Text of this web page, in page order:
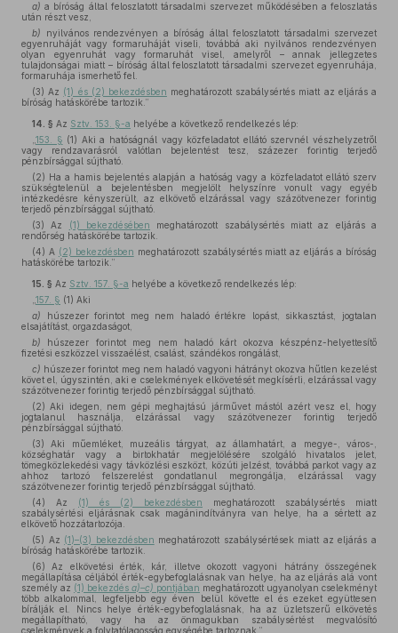
a) a bíróság által feloszlatott társadalmi szervezet működésében a feloszlatás
után részt vesz,
b) nyilvános rendezvényen a bíróság által feloszlatott társadalmi szervezet
egyenruháját vagy formaruháját viseli, továbbá aki nyilvános rendezvényen
olyan egyenruhát vagy formaruhát visel, amelyről – annak jellegzetes
tulajdonságai miatt – bíróság által feloszlatott társadalmi szervezet egyenruhája,
formaruhája ismerhető fel.
(3) Az (1) és (2) bekezdésben meghatározott szabálysértés miatt az eljárás a
bíróság hatáskörébe tartozik.”
14. § Az Sztv. 153. §-a helyébe a következő rendelkezés lép:
153. § (1) Aki a hatóságnál vagy közfeladatot ellátó szervnél vészhelyzetről
vagy rendzavarásról valótlan bejelentést tesz, százezer forintig terjedő
pénzbírsággal sújtható.
(2) Ha a hamis bejelentés alapján a hatóság vagy a közfeladatot ellátó szerv
szükségtelenül a bejelentésben megjelölt helyszínre vonult vagy egyéb
intézkedésre kényszerült, az elkövető elzárással vagy százötvenezer forintig
terjedő pénzbírsággal sújtható.
(3) Az
(1) bekezdésében meghatározott szabálysértés miatt az eljárás a
rendőrség hatáskörébe tartozik.
(4) A (2) bekezdésben meghatározott szabálysértés miatt az eljárás a bíróság
hatáskörébe tartozik.”
15. § Az Sztv. 157. §-a helyébe a következő rendelkezés lép:
157. § (1) Aki
a) húszezer forintot meg nem haladó értékre lopást, sikkasztást, jogtalan
elsajátítást, orgazdaságot,
b) húszezer forintot meg nem haladó kárt okozva készpénz-helyettesítő
fizetési eszközzel visszaélést, csalást, szándékos rongálást,
c) húszezer forintot meg nem haladó vagyoni hátrányt okozva hűtlen kezelést
követ el, úgyszintén, aki e cselekmények elkövetését megkísérli, elzárással vagy
százötvenezer forintig terjedő pénzbírsággal sújtható.
(2) Aki idegen, nem gépi meghajtású járművet mástól azért vesz el, hogy
jogtalanul használja, elzárással vagy százötvenezer forintig terjedő
pénzbírsággal sújtható.
(3) Aki műemléket, muzeális tárgyat, az államhatárt, a megye-, város-,
községhatár vagy a birtokhatár megjelölésére szolgáló hivatalos jelet,
tömegközlekedési vagy távközlési eszközt, közúti jelzést, továbbá parkot vagy az
ahhoz tartozó felszerelést gondatlanul megrongálja, elzárással vagy
százötvenezer forintig terjedő pénzbírsággal sújtható.
(4) Az (1) és (2) bekezdésben meghatározott szabálysértés miatt
szabálysértési eljárásnak csak magánindítványra van helye, ha a sértett az
elkövető hozzátartozója.
(5) Az (1)–(3) bekezdésben meghatározott szabálysértések miatt az eljárás a
bíróság hatáskörébe tartozik.
(6) Az elkövetési érték, kár, illetve okozott vagyoni hátrány összegének
megállapítása céljából érték-egybefoglalásnak van helye, ha az eljárás alá vont
személy az (1) bekezdés a)–c) pontjában meghatározott ugyanolyan cselekményt
több alkalommal, legfeljebb egy éven belül követte el és ezeket együttesen
bírálják el. Nincs helye érték-egybefoglalásnak, ha az üzletszerű elkövetés
megállapítható, vagy ha az önmagukban szabálysértést megvalósító
cselekmények a folytatólagosság egységébe tartoznak.”